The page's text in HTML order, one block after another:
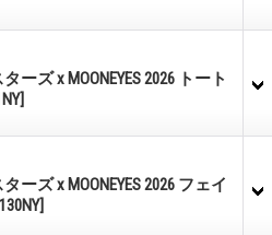
ーズ x MOONEYES 2026 トート
ーズ x MOONEYES 2026 フェイ